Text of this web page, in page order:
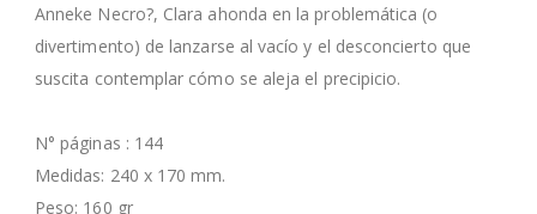
Anneke Necro?, Clara ahonda en la problemática (o
divertimento) de lanzarse al vacío y el desconcierto que
suscita contemplar cómo se aleja el precipicio.
N° páginas : 144
Medidas: 240 x 170 mm.
Peso: 160 gr